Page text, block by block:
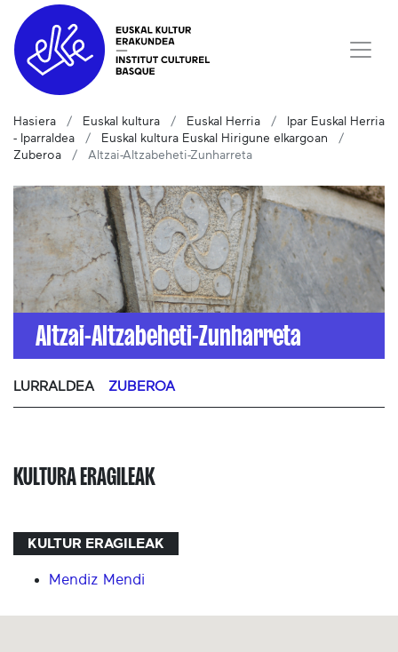
Hasiera Euskal kultura Euskal Herria
Ipar Euskal Herria
- Iparraldea
Euskal kultura Euskal Hirigune elkargoan
Zuberoa
Altzai-Altzabeheti-Zunharreta
Altzai-Altzabeheti-Zunharreta
LURRALDEA ZUBEROA
KULTURA ERAGILEAK
KULTUR ERAGILEAK
Mendiz Mendi